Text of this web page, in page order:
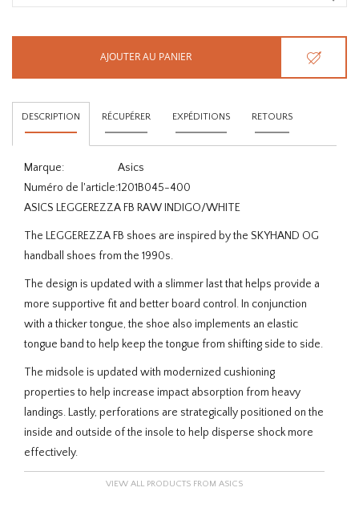
AJOUTER AU PANIER
DESCRIPTION RÉCUPÉRER EXPÉDITIONS RETOURS
Marque:
Asics
Numéro de l'article:1201B045-400
ASICS LEGGEREZZA FB RAW INDIGO/WHITE
The LEGGEREZZA FB shoes are inspired by the SKYHAND OG
handball shoes from the 1990s.
The design is updated with a slimmer last that helps provide a
more supportive fit and better board control. In conjunction
with a thicker tongue, the shoe also implements an elastic
tongue band to help keep the tongue from shifting side to side.
The midsole is updated with modernized cushioning
properties to help increase impact absorption from heavy
landings. Lastly, perforations are strategically positioned on the
inside and outside of the insole to help disperse shock more
effectively.
VIEW ALL PRODUCTS FROM ASICS